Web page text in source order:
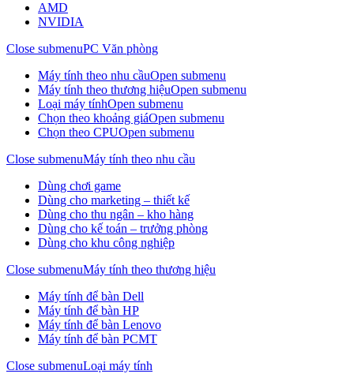
AMD
NVIDIA
Close submenuPC Văn phòng
Máy tính theo nhu cầuOpen submenu
Máy tính theo thương hiệuOpen submenu
Loại máy tínhOpen submenu
Chọn theo khoảng giáOpen submenu
Chọn theo CPUOpen submenu
Close submenuMáy tính theo nhu cầu
Dùng chơi game
Dùng cho marketing – thiết kế
Dùng cho thu ngân – kho hàng
Dùng cho kế toán – trưởng phòng
Dùng cho khu công nghiệp
Close submenuMáy tính theo thương hiệu
Máy tính để bàn Dell
Máy tính để bàn HP
Máy tính để bàn Lenovo
Máy tính để bàn PCMT
Close submenuLoại máy tính